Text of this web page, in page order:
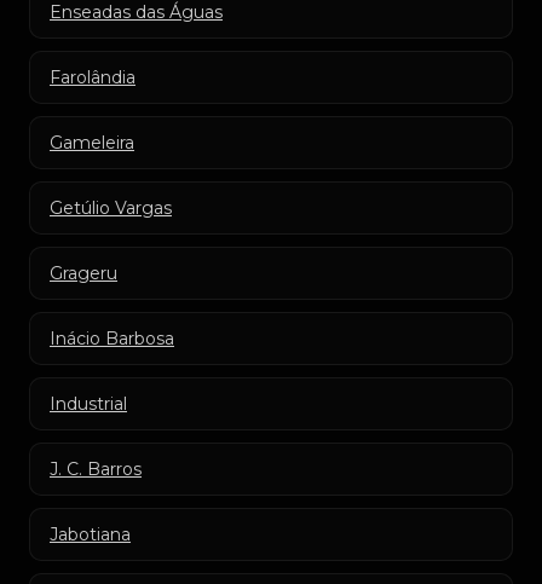
Enseadas das Águas
Farolândia
Gameleira
Getúlio Vargas
Grageru
Inácio Barbosa
Industrial
J. C. Barros
Jabotiana